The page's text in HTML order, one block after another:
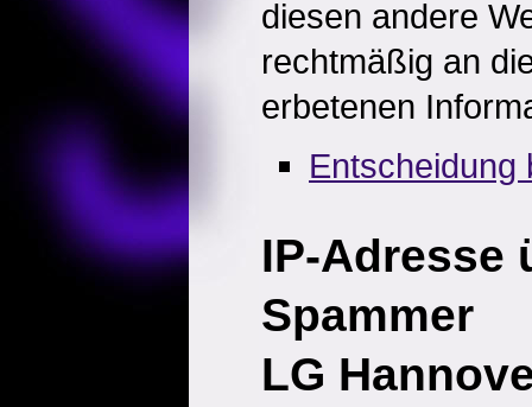
diesen andere
rechtmäßig an
erbetenen
Entscheidung
IP-Adresse
Spammer
LG